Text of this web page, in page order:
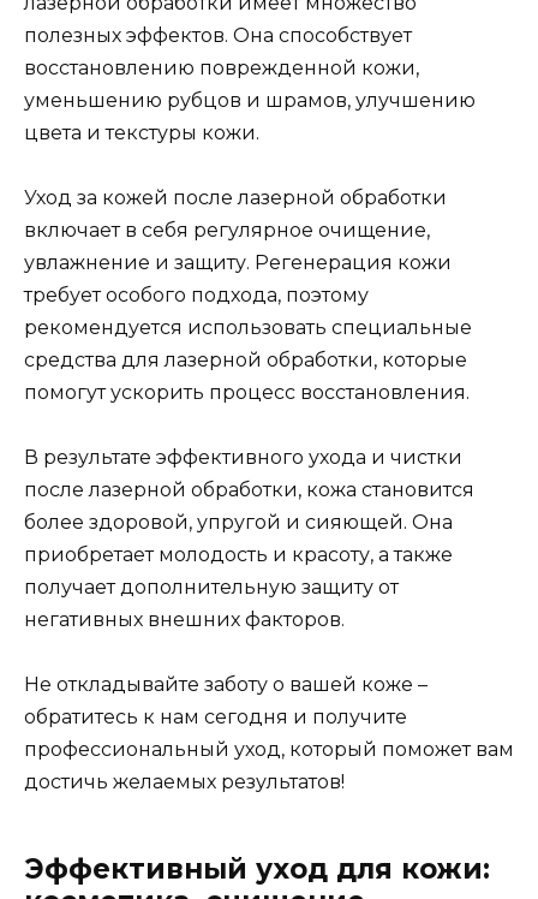
полезных эффектов. Она способствует
восстановлению поврежденной кожи,
уменьшению рубцов и шрамов, улучшению
цвета и текстуры кожи.
Уход за кожей после лазерной обработки
включает в себя регулярное очищение,
увлажнение и защиту. Регенерация кожи
требует особого подхода, поэтому
рекомендуется использовать специальные
средства для лазерной обработки, которые
помогут ускорить процесс восстановления.
В результате эффективного ухода и чистки
после лазерной обработки, кожа становится
более здоровой, упругой и сияющей. Она
приобретает молодость и красоту, а также
получает дополнительную защиту от
негативных внешних факторов.
Не откладывайте заботу о вашей коже –
обратитесь к нам сегодня и получите
профессиональный уход, который поможет вам
достичь желаемых результатов!
Эффективный уход для кожи: